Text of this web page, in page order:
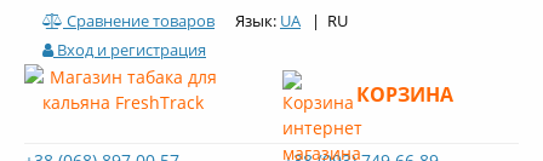
Сравнение товаров Язык: UA | RU
Вход и регистрация
КОРЗИНА